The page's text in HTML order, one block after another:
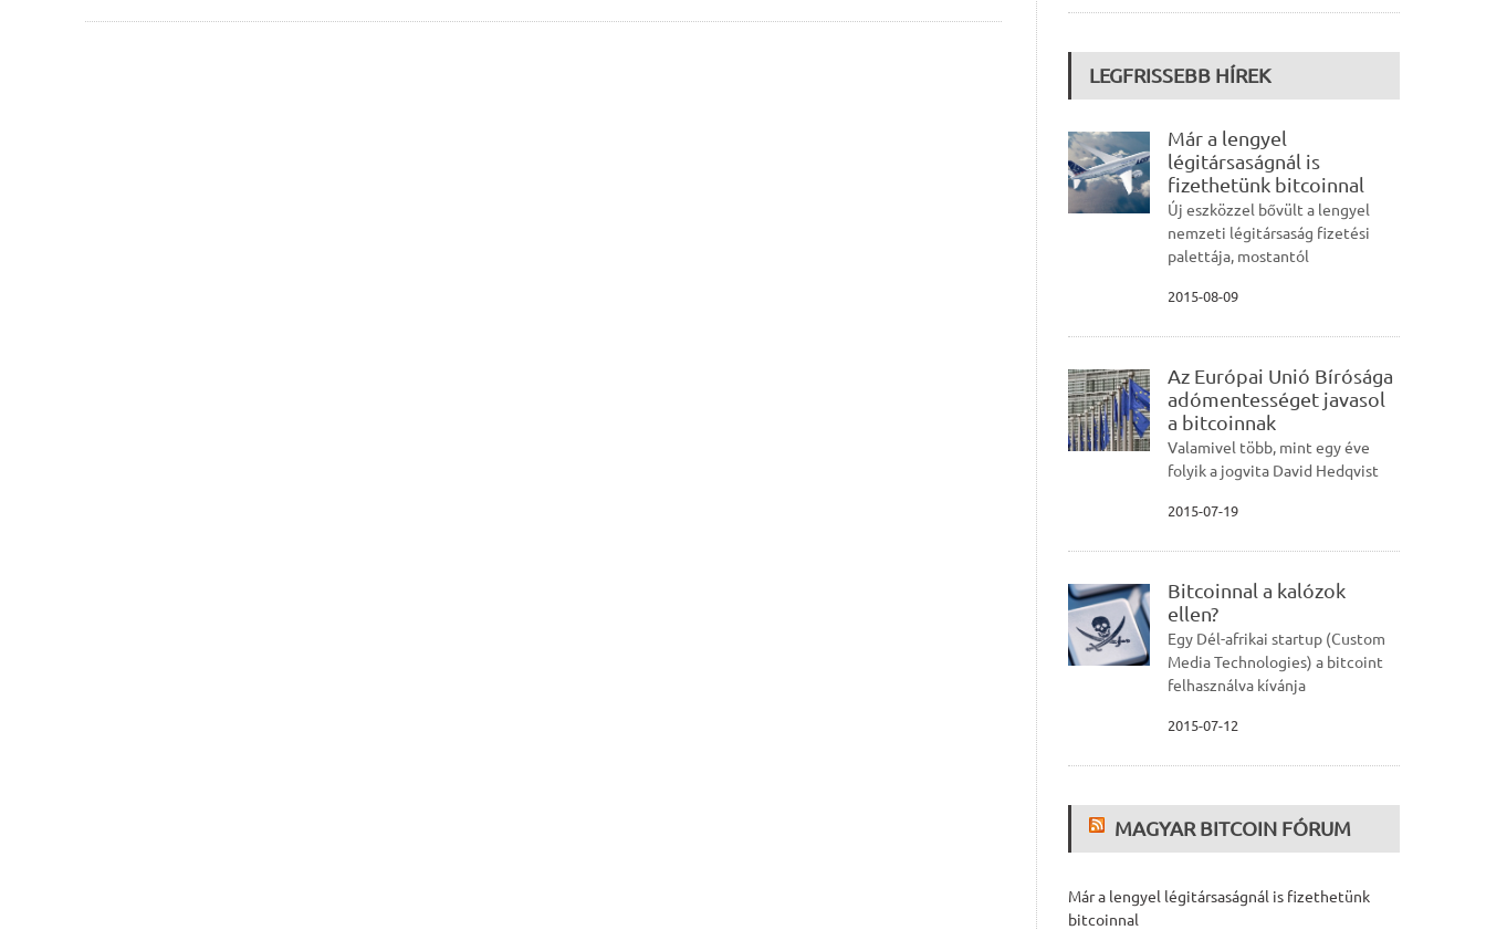
LEGFRISSEBB HÍREK
Már a lengyel
légitársaságnál is
fizethetünk bitcoinnal
Új eszközzel bővült a lengyel
nemzeti légitársaság fizetési
palettája, mostantól
2015-08-09
Az Európai Unió Bírósága
adómentességet javasol
a bitcoinnak
Valamivel több, mint egy éve
folyik a jogvita David Hedqvist
2015-07-19
Bitcoinnal a kalózok
ellen?
Egy Dél-afrikai startup (Custom
Media Technologies) a bitcoint
felhasználva kívánja
2015-07-12
MAGYAR BITCOIN FÓRUM
Már a lengyel légitársaságnál is fizethetünk
bitcoinnal